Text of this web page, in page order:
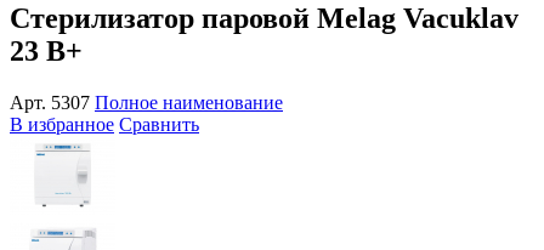
Стерилизатор паровой Melag Vacuklav
23 B+
Арт. 5307 Полное наименование
В избранное Сравнить